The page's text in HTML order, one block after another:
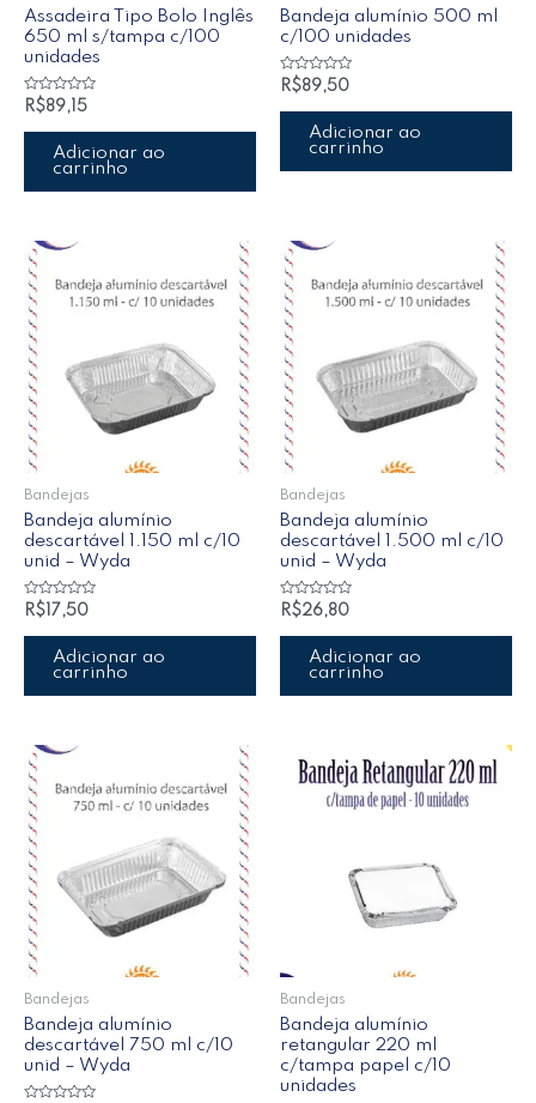
Assadeira Tipo Bolo Inglês
650 ml s/tampa c/100
unidades
Avaliação
0
de
R$89,15
Adicionar ao
carrinho
Bandeja alumínio 500 ml
c/100 unidades
Avaliação
0
de
R$89,50
Adicionar ao
carrinho
Bandejas
Bandeja alumínio
descartável 1.150 ml c/10
unid – Wyda
Avaliação
de
R$ 17,50
Adicionar ao
carrinho
Bandejas
Bandeja alumínio
descartável 1.500 ml c/10
unid – Wyda
Avaliação
de
R$26,80
Adicionar ao
carrinho
Bandejas
Bandeja alumínio
descartável 750 ml c/10
unid – Wyda
Bandejas
Bandeja alumínio
retangular 220 ml
c/tampa papel c/10
unidades